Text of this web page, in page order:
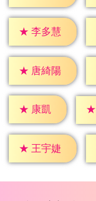
★ 李多慧
★ 唐綺陽
★ 康凱 ★
★ 王宇婕